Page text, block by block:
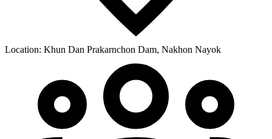
Location: Khun Dan Prakarnchon Dam, Nakhon Nayok